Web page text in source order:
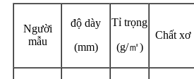
Người
mẫu
độ dày
(mm)
Tỉ trọng
(g/㎡)
Chất xơ